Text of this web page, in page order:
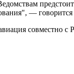
—
совместно с